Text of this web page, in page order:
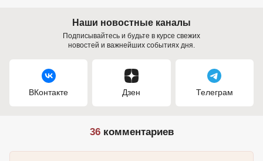
Наши новостные каналы
Подписывайтесь и будьте в курсе свежих
новостей и важнейших событиях дня.
ВКонтакте Дзен Телеграм
36комментариев